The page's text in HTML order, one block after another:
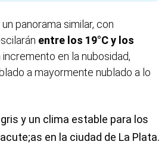
panorama similar, con
entre los 19°C y los
incremento en la nubosidad,
a mayormente nublado a lo